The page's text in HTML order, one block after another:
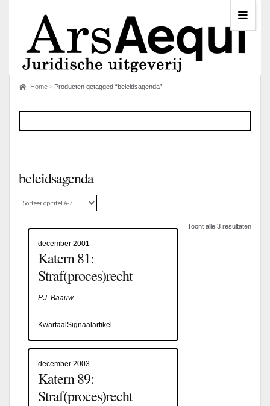
Home Producten getagged “beleidsagenda”
beleidsagenda
Toont alle 3 resultaten
december 2001
Katern 81:
Straf(proces)recht
P.J. Baauw
KwartaalSignaalartikel
december 2003
Katern 89:
Straf(proces)recht